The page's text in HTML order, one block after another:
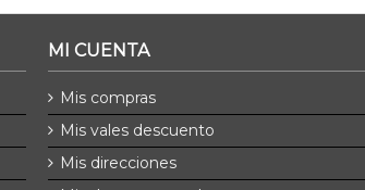
MI CUENTA
Mis compras
Mis vales descuento
Mis direcciones